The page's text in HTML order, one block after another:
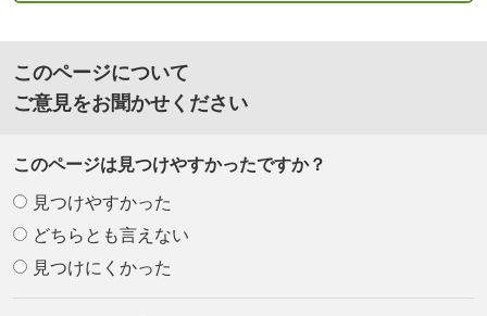
このページについて
ご意見をお聞かせください
このページは見つけやすかったですか？
見つけやすかった
どちらとも言えない
見つけにくかった